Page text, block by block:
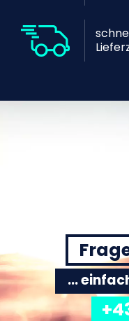
...